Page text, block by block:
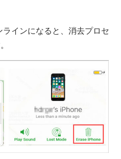
インになると、消去プロセ